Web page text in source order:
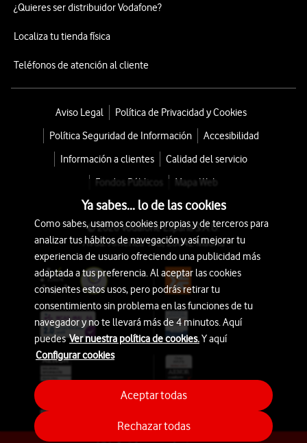
¿Quieres ser distribuidor Vodafone?
Localiza tu tienda física
Teléfonos de atención al cliente
Aviso Legal
Política de Privacidad y Cookies
Política Seguridad de Información
Accesibilidad
Información a clientes
Calidad del servicio
Fondos Públicos
Mapa Web
© 2026 Vodafone España S.A.U.
Avda. América 115, 28042 Madrid
Ya sabes... lo de las cookies
Como sabes, usamos cookies propias y de terceros para
analizar tus hábitos de navegación y así mejorar tu
experiencia de usuario ofreciendo una publicidad más
adaptada a tus preferencia. Al aceptar las cookies
consientes estos usos, pero podrás retirar tu
consentimiento sin problema en las funciones de tu
navegador y no te llevará más de 4 minutos. Aquí
puedesVer nuestra política de cookies.Y aquí
Configurar cookies
Rechazar todas
Aceptar todas